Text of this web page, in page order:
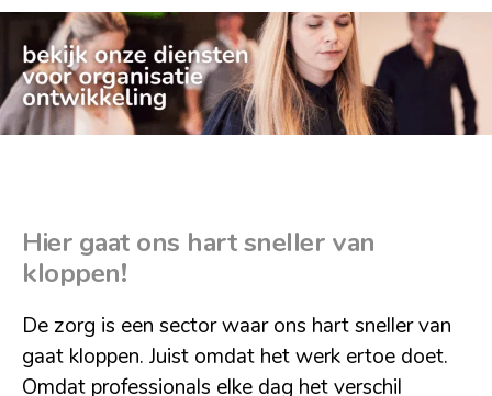
Hier gaat ons hart sneller van
kloppen!
De zorg is een sector waar ons hart sneller van
gaat kloppen. Juist omdat het werk ertoe doet.
Omdat professionals elke dag het verschil